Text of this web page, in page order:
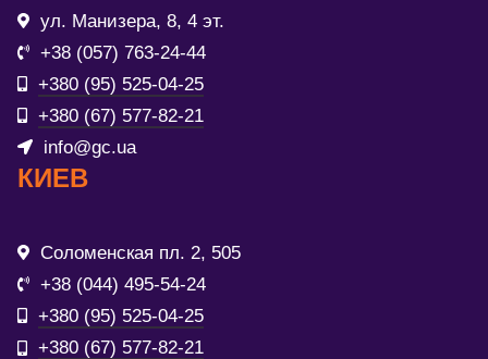
ул. Манизера, 8, 4 эт.
+38 (057) 763-24-44
+380 (95) 525-04-25
+380 (67) 577-82-21
info@gc.ua
КИЕВ
Соломенская пл. 2, 505
+38 (044) 495-54-24
+380 (95) 525-04-25
+380 (67) 577-82-21